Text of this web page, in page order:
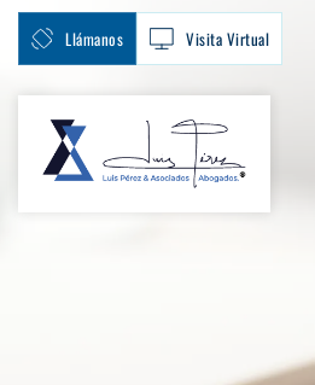
Llámanos Visita Virtual